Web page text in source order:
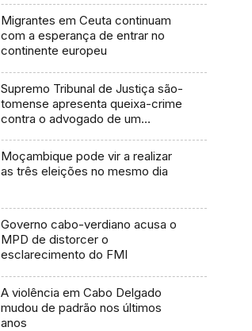
Migrantes em Ceuta continuam
com a esperança de entrar no
continente europeu
Supremo Tribunal de Justiça são-
tomense apresenta queixa-crime
contra o advogado de um
Moçambique pode vir a realizar
as três eleições no mesmo dia
Governo cabo-verdiano acusa o
MPD de distorcer o
esclarecimento do FMI
A violência em Cabo Delgado
mudou de padrão nos últimos
anos